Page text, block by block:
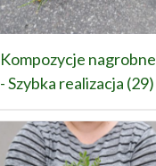
Kompozycje nagrobne
- Szybka realizacja (29)